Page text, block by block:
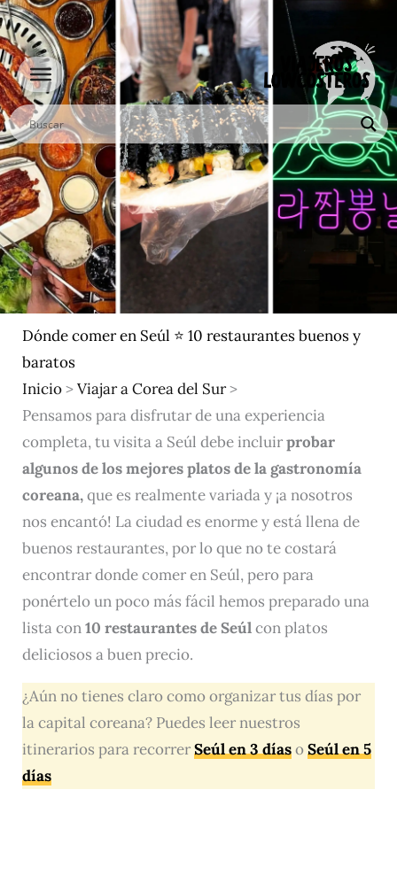
Ir
al
contenido
Dónde comer en Seúl ⭐ 10 restaurantes buenos y
baratos
Inicio>Viajar a Corea del Sur>
Pensamos para disfrutar de una experiencia
completa, tu visita a Seúl debe incluirprobar
algunos de los mejores platos de la gastronomía
coreana,que es realmente variada y ¡a nosotros
nos encantó! La ciudad es enorme y está llena de
buenos restaurantes, por lo que no te costará
encontrar donde comer en Seúl, pero para
ponértelo un poco más fácil hemos preparado una
lista con10 restaurantes de Seúlcon platos
deliciosos a buen precio.
¿Aún no tienes claro como organizar tus días por
la capital coreana? Puedes leer nuestros
itinerarios para recorrerSeúl en 3 díasoSeúl en 5
días